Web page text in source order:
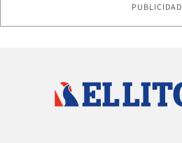
PUBLICIDAD